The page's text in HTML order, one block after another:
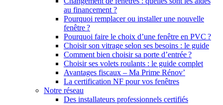
au financement ?
Pourquoi remplacer ou installer une nouvelle
fenêtre ?
Pourquoi faire le choix d’une fenêtre en PVC ?
Choisir son vitrage selon ses besoins : le guide
Comment bien choisir sa porte d’entrée ?
Choisir ses volets roulants : le guide complet
Avantages fiscaux – Ma Prime Rénov’
La certification NF pour vos fenêtres
Notre réseau
Des installateurs professionnels certifiés